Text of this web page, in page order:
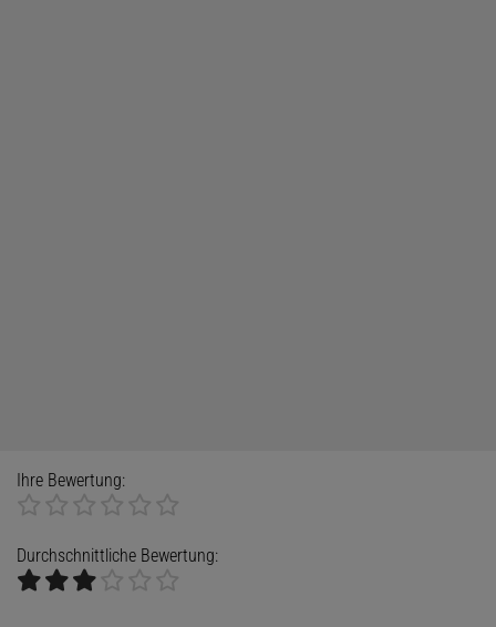
Ihre Bewertung:
Durchschnittliche Bewertung: